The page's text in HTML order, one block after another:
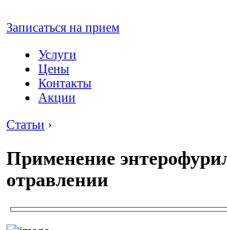
Записаться на прием
Услуги
Цены
Контакты
Акции
Статьи ›
Применение
отравлении